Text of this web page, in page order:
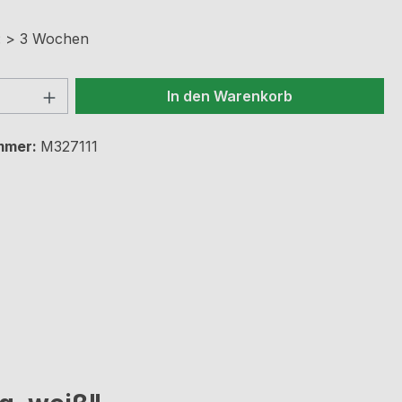
> 3 Wochen
Anzahl: Gib den gewünschten Wert
In den Warenkorb
M327111